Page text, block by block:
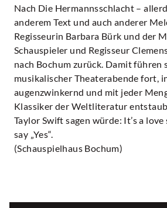
Nach Die Hermannsschlacht –
anderem Text und auch anderer
Regisseurin Barbara Bürk und der
Schauspieler und Regisseur
nach Bochum zurück. Damit führen
musikalischer Theaterabende fort,
augenzwinkernd und mit jeder
Klassiker der Weltliteratur
Taylor Swift sagen würde: It’s a
say „Yes“.
(Schauspielhaus Bochum)